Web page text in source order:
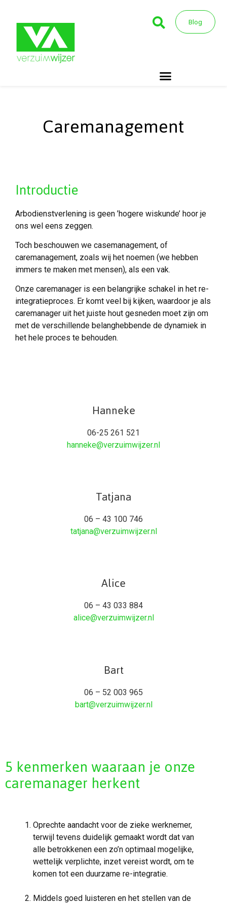
Blog
Caremanagement
Introductie
Arbodienstverlening is geen ’hogere wiskunde’ hoor je
ons wel eens zeggen.
Toch beschouwen we casemanagement, of
caremanagement, zoals wij het noemen (we hebben
immers te maken met mensen), als een vak.
Onze caremanager is een belangrijke schakel in het re-
integratieproces. Er komt veel bij kijken, waardoor je als
caremanager uit het juiste hout gesneden moet zijn om
met de verschillende belanghebbende de dynamiek in
het hele proces te behouden.
Hanneke
06-25 261 521
hanneke@verzuimwijzer.nl
Tatjana
06 – 43 100 746
tatjana@verzuimwijzer.nl
Alice
06 – 43 033 884
alice@verzuimwijzer.nl
Bart
06 – 52 003 965
bart@verzuimwijzer.nl
5 kenmerken waaraan je onze
caremanager herkent
Oprechte aandacht voor de zieke werknemer,
terwijl tevens duidelijk gemaakt wordt dat van
alle betrokkenen een zo’n optimaal mogelijke,
wettelijk verplichte, inzet vereist wordt, om te
komen tot een duurzame re-integratie.
Middels goed luisteren en het stellen van de